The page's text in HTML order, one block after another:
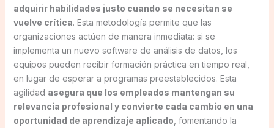
adquirir habilidades justo cuando se necesitan se
vuelve crítica. Esta metodología permite que las
organizaciones actúen de manera inmediata: si se
implementa un nuevo software de análisis de datos, los
equipos pueden recibir formación práctica en tiempo real,
en lugar de esperar a programas preestablecidos. Esta
agilidad asegura que los empleados mantengan su
relevancia profesional y convierte cada cambio en una
oportunidad de aprendizaje aplicado , fomentando la